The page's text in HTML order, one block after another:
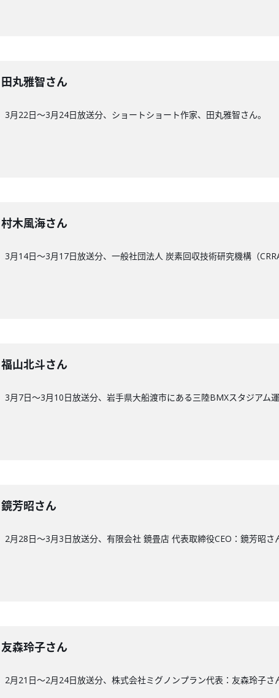
丸雅智さん
月22日〜3月24日放送分、ショートショート作家、田丸雅智さん。
木風海さん
3月14日〜3月17日放送分、一般社団法人 炭素回収技術研究機構（
山北斗さん
3月7日〜3月10日放送分、岩手県大船渡市にある三陸BMXスタジアム
芳昭さん
2月28日〜3月3日放送分、有限会社 鏡畳店 代表取締役CEO：鏡芳昭さ
森玲子さん
2月21日〜2月24日放送分、株式会社ミグノンプラン代表：友森玲子さ